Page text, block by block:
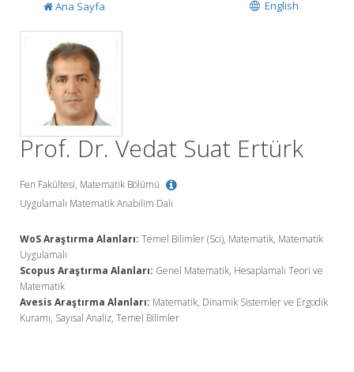
English
Ana Sayfa
Prof. Dr. Vedat Suat Ertürk
Fen Fakültesi, Matematik Bölümü
Uygulamalı Matematik Anabilim Dalı
WoS Araştırma Alanları: Temel Bilimler (Sci), Matematik, Matematik
Uygulamalı
Scopus Araştırma Alanları: Genel Matematik, Hesaplamalı Teori ve
Matematik
Avesis Araştırma Alanları: Matematik, Dinamik Sistemler ve Ergodik
Kuramı, Sayısal Analiz, Temel Bilimler